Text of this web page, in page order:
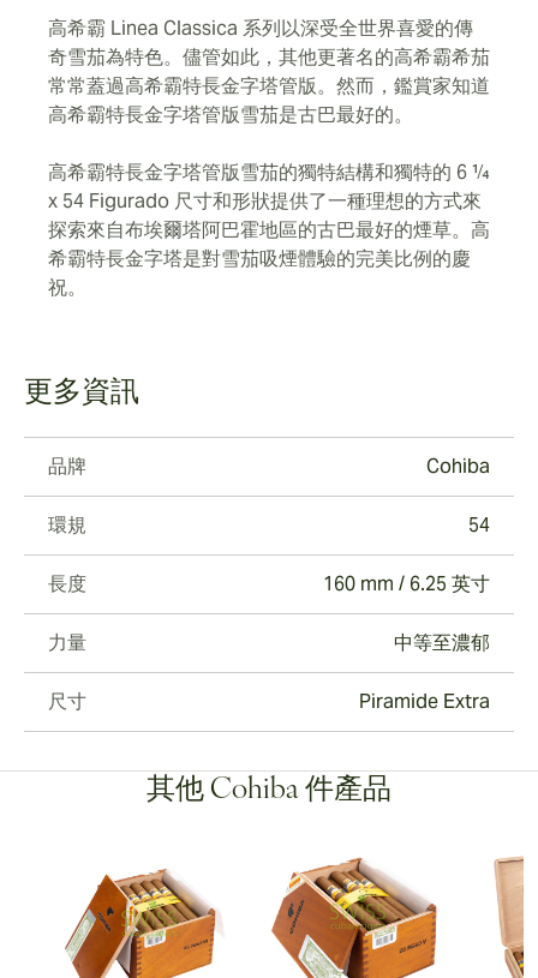
高希霸 Linea Classica 系列以深受全世界喜愛的傳
奇雪茄為特色。儘管如此，其他更著名的高希霸希茄
常常蓋過高希霸特長金字塔管版。然而，鑑賞家知道
高希霸特長金字塔管版雪茄是古巴最好的。
高希霸特長金字塔管版雪茄的獨特結構和獨特的 6 ¼
x 54 Figurado 尺寸和形狀提供了一種理想的方式來
探索來自布埃爾塔阿巴霍地區的古巴最好的煙草。高
希霸特長金字塔是對雪茄吸煙體驗的完美比例的慶
祝。
更多資訊
品牌 Cohiba
環規 54
長度 160 mm / 6.25 英寸
力量 中等至濃郁
尺寸 Piramide Extra
其他 Cohiba 件產品